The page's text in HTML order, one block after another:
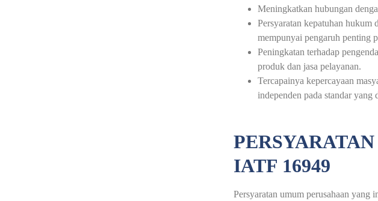
Meningkatkan hubungan
Persyaratan kepatuhan hukum
mempunyai pengaruh penting
Peningkatan terhadap
produk dan jasa pelayanan.
Tercapainya kepercayaan
independen pada standar yang
IATF 16949
Persyaratan umum perusahaan